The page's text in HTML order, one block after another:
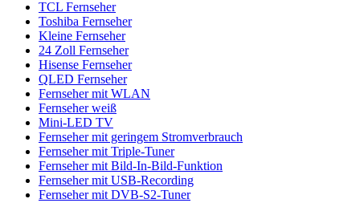
TCL Fernseher
Toshiba Fernseher
Kleine Fernseher
24 Zoll Fernseher
Hisense Fernseher
QLED Fernseher
Fernseher mit WLAN
Fernseher weiß
Mini-LED TV
Fernseher mit geringem Stromverbrauch
Fernseher mit Triple-Tuner
Fernseher mit Bild-In-Bild-Funktion
Fernseher mit USB-Recording
Fernseher mit DVB-S2-Tuner